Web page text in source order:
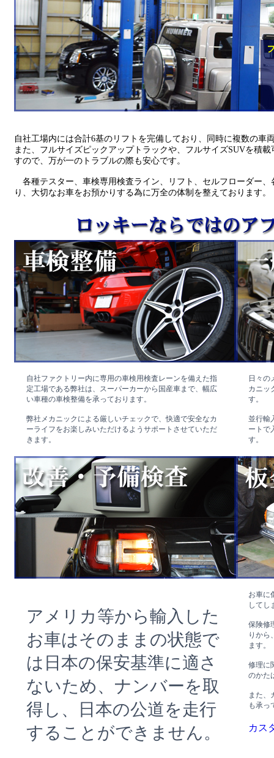
自社工場内には合計6基のリフトを完備しており、同時に複数の車
また、フルサイズピックアップトラックや、フルサイズSUVを積
すので、万が一のトラブルの際も安心です。
各種テスター、車検専用検査ライン、リフト、セルフローダー
り、大切なお車をお預かりする為に万全の体制を整えております。
自社ファクトリー内に専用の車検用検査レーンを備えた指
定工場である弊社は、スーパーカーから国産車まで、幅広
い車種の車検整備を承っております。
弊社メカニックによる厳しいチェックで、快適で安全なカ
ーライフをお楽しみいただけるようサポートさせていただ
きます。
日々の
カニッ
す。
並行輸
ートで
す。
アメリカ等から輸入した
お車はそのままの状態で
は日本の保安基準に適さ
ないため、ナンバーを取
得し、日本の公道を走行
することができません。
お車に
してし
保険修
りから
ます。
修理に
のかた
また、
も承っ
カス